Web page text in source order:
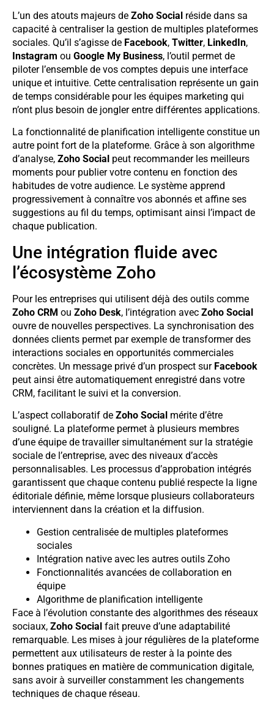
L’un des atouts majeurs de Zoho Social réside dans sa
capacité à centraliser la gestion de multiples plateformes
sociales. Qu’il s’agisse de Facebook, Twitter, LinkedIn,
Instagram ou Google My Business, l’outil permet de
piloter l’ensemble de vos comptes depuis une interface
unique et intuitive. Cette centralisation représente un gain
de temps considérable pour les équipes marketing qui
n’ont plus besoin de jongler entre différentes applications.
La fonctionnalité de planification intelligente constitue un
autre point fort de la plateforme. Grâce à son algorithme
d’analyse, Zoho Social peut recommander les meilleurs
moments pour publier votre contenu en fonction des
habitudes de votre audience. Le système apprend
progressivement à connaître vos abonnés et affine ses
suggestions au fil du temps, optimisant ainsi l’impact de
chaque publication.
Une intégration fluide avec
l’écosystème Zoho
Pour les entreprises qui utilisent déjà des outils comme
Zoho CRM ou Zoho Desk, l’intégration avec Zoho Social
ouvre de nouvelles perspectives. La synchronisation des
données clients permet par exemple de transformer des
interactions sociales en opportunités commerciales
concrètes. Un message privé d’un prospect sur Facebook
peut ainsi être automatiquement enregistré dans votre
CRM, facilitant le suivi et la conversion.
L’aspect collaboratif de Zoho Social mérite d’être
souligné. La plateforme permet à plusieurs membres
d’une équipe de travailler simultanément sur la stratégie
sociale de l’entreprise, avec des niveaux d’accès
personnalisables. Les processus d’approbation intégrés
garantissent que chaque contenu publié respecte la ligne
éditoriale définie, même lorsque plusieurs collaborateurs
interviennent dans la création et la diffusion.
Gestion centralisée de multiples plateformes
sociales
Intégration native avec les autres outils Zoho
Fonctionnalités avancées de collaboration en
équipe
Algorithme de planification intelligente
Face à l’évolution constante des algorithmes des réseaux
sociaux, Zoho Social fait preuve d’une adaptabilité
remarquable. Les mises à jour régulières de la plateforme
permettent aux utilisateurs de rester à la pointe des
bonnes pratiques en matière de communication digitale,
sans avoir à surveiller constamment les changements
techniques de chaque réseau.